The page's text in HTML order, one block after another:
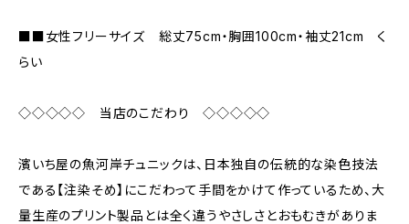
■■女性フリーサイズ 総丈75cm・胸囲100cm・袖丈21cm く
らい
◇◇◇◇◇ 当店のこだわり ◇◇◇◇◇
濱いち屋の魚河岸チュニックは、日本独自の伝統的な染色技法
である【注染そめ】にこだわって手間をかけて作っているため、大
量生産のプリント製品とは全く違うやさしさとおもむきがありま